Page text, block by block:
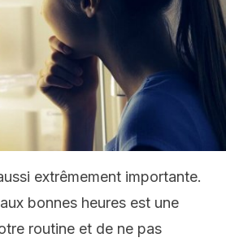
extrêmement importante.
bonnes heures est une
routine et de ne pas